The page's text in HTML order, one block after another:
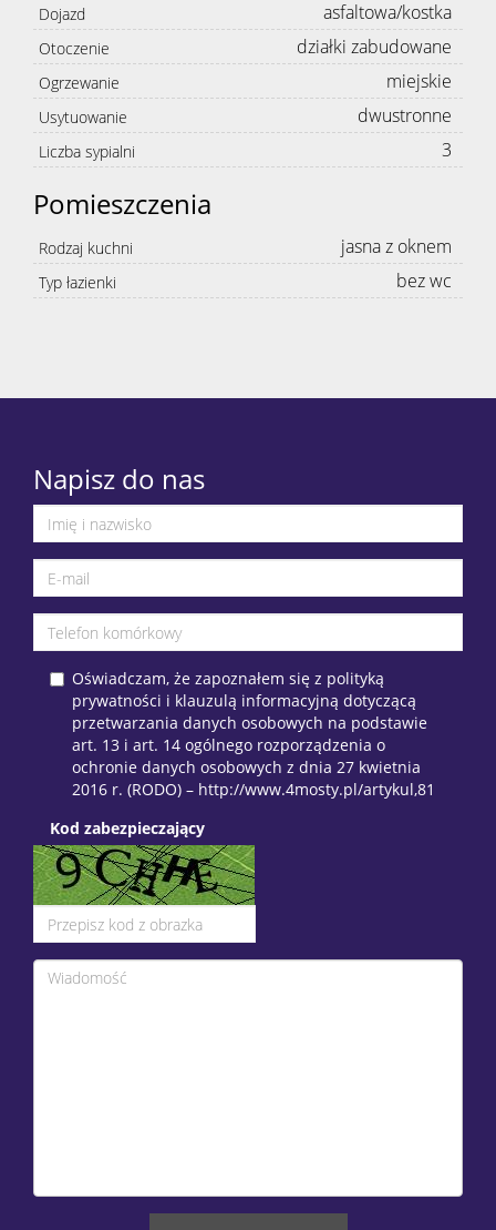
Dojazd asfaltowa/kostka
Otoczenie działki zabudowane
Ogrzewanie miejskie
Usytuowanie dwustronne
Liczba sypialni 3
Pomieszczenia
Rodzaj kuchni jasna z oknem
Typ łazienki bez wc
Napisz do nas
Oświadczam, że zapoznałem się z polityką
prywatności i klauzulą informacyjną dotyczącą
przetwarzania danych osobowych na podstawie
art. 13 i art. 14 ogólnego rozporządzenia o
ochronie danych osobowych z dnia 27 kwietnia
2016 r. (RODO) – http://www.4mosty.pl/artykul,81
Kod zabezpieczający